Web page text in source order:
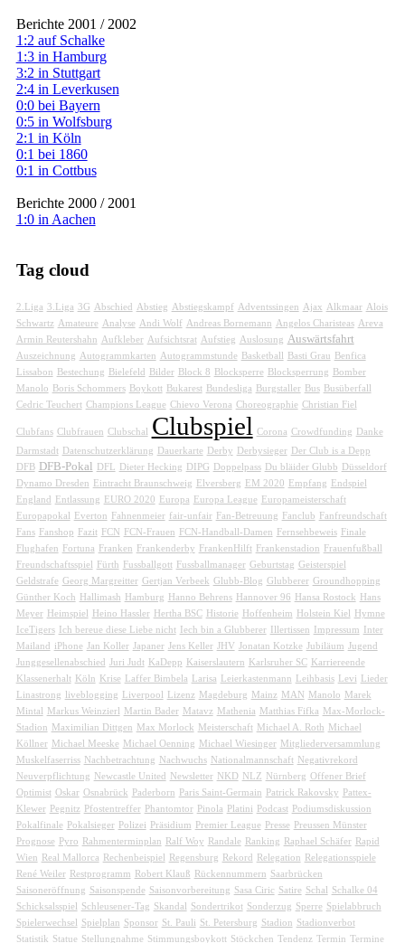
Berichte 2001 / 2002
1:2 auf Schalke
1:3 in Hamburg
3:2 in Stuttgart
2:4 in Leverkusen
0:0 bei Bayern
0:5 in Wolfsburg
2:1 in Köln
0:1 bei 1860
0:1 in Cottbus
Berichte 2000 / 2001
1:0 in Aachen
Tag cloud
2.Liga 3.Liga 3G Abschied Abstieg Abstiegskampf Adventssingen Ajax Alkmaar Alois
Schwartz Amateure Analyse Andi Wolf Andreas Bornemann Angelos Charisteas Areva
Armin Reutershahn Aufkleber Aufsichtsrat Aufstieg Auslosung Auswärtsfahrt
Auszeichnung Autogrammkarten Autogrammstunde Basketball Basti Grau
Benfica
Lissabon
Bestechung Bielefeld Bilder Block 8 Blocksperre Blocksperrung
Bomber
Manolo
Boris Schommers Boykott Bukarest Bundesliga Burgstaller Bus
Busüberfall
Cedric Teuchert Champions League Chievo Verona Choreographie Christian Fiel
Clubfans Clubfrauen Clubschal Clubspiel Corona Crowdfunding
Danke
Darmstadt
Datenschutzerklärung Dauerkarte Derby Derbysieger
Der Club is a Depp
DFB
DFB-Pokal DFL Dieter Hecking DIPG Doppelpass Du bläider Glubb
Düsseldorf
Dynamo Dresden
Eintracht Braunschweig Elversberg EM 2020 Empfang
Endspiel
England
Entlassung EURO 2020 Europa Europa League
Europameisterschaft
Europapokal
Everton Fahnenmeier fair-unfair Fan-Betreuung Fanclub
Fanfreundschaft
Fans
Fanshop Fazit FCN FCN-Frauen FCN-Handball-Damen Fernsehbeweis
Finale
Flughafen
Fortuna Franken Frankenderby FrankenHilft Frankenstadion
Frauenfußball
Freundschaftsspiel
Fürth Fussballgott Fussballmanager Geburtstag Geisterspiel
Geldstrafe Georg Margreitter Gertjan Verbeek Glubb-Blog Glubberer Groundhopping
Günther Koch
Hallimash Hamburg Hanno Behrens Hannover 96 Hansa Rostock
Hans
Meyer
Heimspiel Heino Hassler Hertha BSC Historie Hoffenheim Holstein Kiel
Hymne
IceTigers
Ich bereue diese Liebe nicht Iech bin a Glubberer Illertissen Impressum
Inter
Mailand
iPhone Jan Koller Japaner Jens Keller JHV Jonatan Kotzke Jubiläum Jugend
Junggesellenabschied
Juri Judt KaDepp Kaiserslautern Karlsruher SC
Karriereende
Klassenerhalt
Köln Krise Laffer Bimbela Larisa Leierkastenmann Leihbasis Levi
Lieder
Linastrong
liveblogging Liverpool Lizenz Magdeburg Mainz MAN Manolo
Marek
Mintal
Markus Weinzierl Martin Bader Matavz Mathenia Matthias Fifka
Max-Morlock-
Stadion
Maximilian Dittgen Max Morlock Meisterschaft Michael A. Roth
Michael
Köllner Michael Meeske Michael Oenning Michael Wiesinger Mitgliederversammlung
Muskelfaserriss Nachbetrachtung Nachwuchs Nationalmannschaft
Negativrekord
Neuverpflichtung
Newcastle United Newsletter NKD NLZ Nürnberg Offener Brief
Optimist Oskar Osnabrück Paderborn Paris Saint-Germain Patrick Rakovsky
Pattex-
Klewer
Pegnitz Pfostentreffer Phantomtor Pinola Platini Podcast
Podiumsdiskussion
Pokalfinale
Pokalsieger Polizei Präsidium Premier League Presse
Preussen Münster
Prognose
Pyro Rahmenterminplan Ralf Woy Randale Ranking Raphael Schäfer
Rapid
Wien
Real Mallorca Rechenbeispiel Regensburg Rekord Relegation
Relegationsspiele
René Weiler
Restprogramm Robert Klauß Rückennummern Saarbrücken
Saisoneröffnung Saisonspende Saisonvorbereitung Sasa Ciric Satire Schal
Schalke 04
Schicksalsspiel
Schleusener-Tag Skandal Sondertrikot Sonderzug Sperre Spielabbruch
Spielerwechsel
Spielplan Sponsor St. Pauli St. Petersburg Stadion Stadionverbot
Statistik Statue Stellungnahme Stimmungsboykott Stöckchen Tendenz Termin Termine